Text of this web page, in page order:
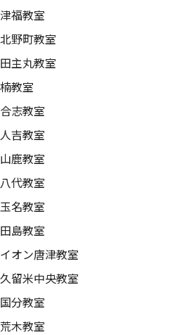
津福教室
北野町教室
田主丸教室
楠教室
合志教室
人吉教室
山鹿教室
八代教室
玉名教室
田島教室
イオン唐津教室
久留米中央教室
国分教室
荒木教室